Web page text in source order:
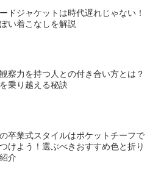
ドジャケットは時代遅れじゃない！
い着こなしを解説
察力を持つ人との付き合い方とは？
乗り越える秘訣
卒業式スタイルはポケットチーフで
けよう！選ぶべきおすすめ色と折り
介